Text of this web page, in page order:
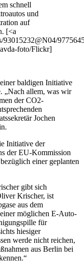
schnell
und
auf
[<a
foto/Flickr]
baldigen Initiative
„Nach allem, was wir
der CO2-
Jochen
Initiative der
der EU-Kommission
einer geplanten
gibt sich
Krischer, ist
aus dem
möglichen E-Auto-
für
hiesiger
werde nicht reichen,
aus Berlin bei